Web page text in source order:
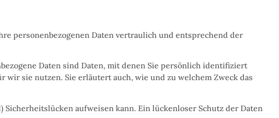
personenbezogenen Daten vertraulich und entsprechend der
Daten sind Daten, mit denen Sie persönlich identifiziert
sie nutzen. Sie erläutert auch, wie und zu welchem Zweck das
aufweisen kann. Ein lückenloser Schutz der Daten